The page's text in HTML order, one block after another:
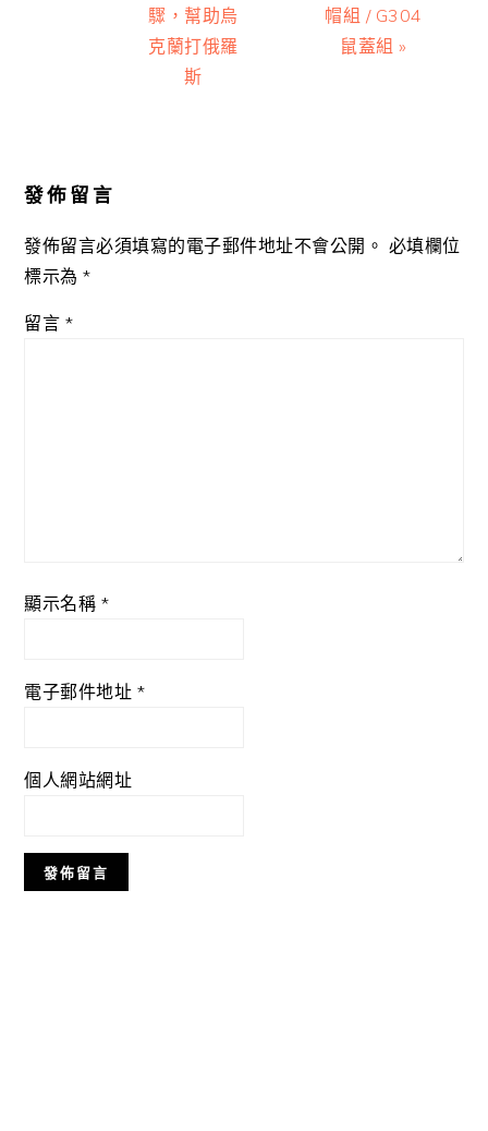
驟，幫助烏
克蘭打俄羅
斯
帽組 / G304
鼠蓋組 »
發佈留言
發佈留言必須填寫的電子郵件地址不會公開。 必填欄位
標示為*
留言 *
顯示名稱 *
電子郵件地址 *
個人網站網址